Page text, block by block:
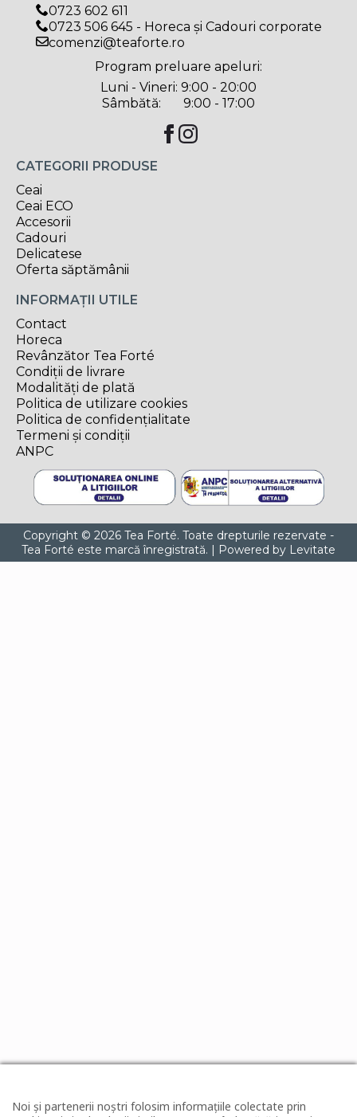
CATEGORII PRODUSE
Ceai
Ceai ECO
Accesorii
Cadouri
Delicatese
Oferta săptămânii
INFORMAȚII UTILE
Contact
Horeca
Revânzător Tea Forté
Condiții de livrare
Modalități de plată
Politica de utilizare cookies
Politica de confidențialitate
Termeni și condiții
ANPC
0723 602 611
0723 506 645 - Horeca și Cadouri corporate
comenzi@teaforte.ro
Program preluare apeluri:
Luni - Vineri: 9:00 - 20:00
Sâmbătă: 9:00 - 17:00
Copyright © 2026 Tea Forté. Toate drepturile rezervate -
Tea Forté este marcă înregistrată. | Powered by Levitate
Noi și partenerii noștri folosim informațiile colectate prin